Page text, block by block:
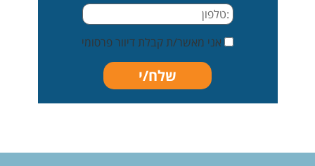
אני מאשר/ת קבלת דיוור פרסומי